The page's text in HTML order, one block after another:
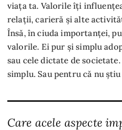
viața ta. Valorile îți
relații, carieră și alte
Însă, în ciuda importanței,
valorile. Ei pur și simplu
sau cele dictate de
simplu. Sau pentru că nu
Care acele aspecte